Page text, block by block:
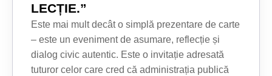
LECȚIE.”
Este mai mult decât o simplă prezentare de carte
– este un eveniment de asumare, reflecție și
dialog civic autentic. Este o invitație adresată
tuturor celor care cred că administrația publică